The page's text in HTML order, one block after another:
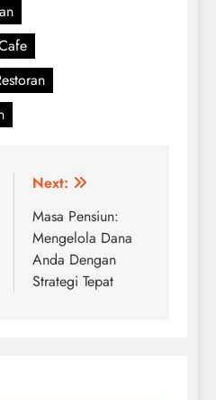
Next:
Masa Pensiun:
Mengelola Dana
Anda Dengan
Strategi Tepat